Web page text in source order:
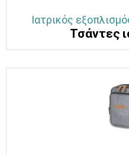
Ιατρικός
Τσάντες